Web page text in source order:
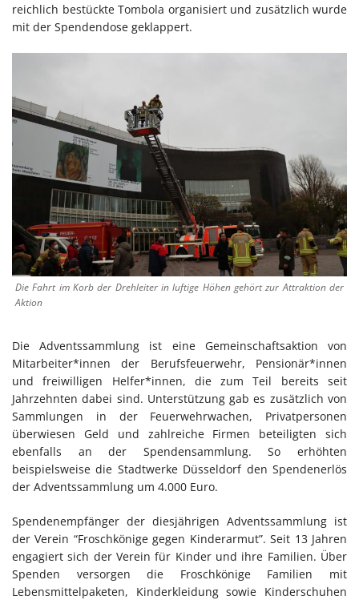
reichlich bestückte Tombola organisiert und zusätzlich wurde
mit der Spendendose geklappert.
Die Fahrt im Korb der Drehleiter in luftige Höhen gehört zur Attraktion der
Aktion
Die Adventssammlung ist eine Gemeinschaftsaktion von
Mitarbeiter*innen der Berufsfeuerwehr, Pensionär*innen
und freiwilligen Helfer*innen, die zum Teil bereits seit
Jahrzehnten dabei sind. Unterstützung gab es zusätzlich von
Sammlungen in der Feuerwehrwachen, Privatpersonen
überwiesen Geld und zahlreiche Firmen beteiligten sich
ebenfalls an der Spendensammlung. So erhöhten
beispielsweise die Stadtwerke Düsseldorf den Spendenerlös
der Adventssammlung um 4.000 Euro.
Spendenempfänger der diesjährigen Adventssammlung ist
der Verein “Froschkönige gegen Kinderarmut”. Seit 13 Jahren
engagiert sich der Verein für Kinder und ihre Familien. Über
Spenden versorgen die Froschkönige Familien mit
Lebensmittelpaketen, Kinderkleidung sowie Kinderschuhen